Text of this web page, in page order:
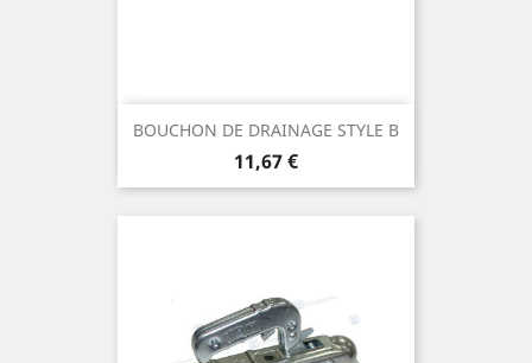
BOUCHON DE DRAINAGE STYLE B
Prix
11,67 €